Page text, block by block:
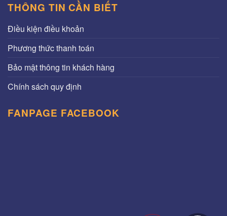
THÔNG TIN CẦN BIẾT
Điều kiện điều khoản
Phương thức thanh toán
Bảo mật thông tin khách hàng
Chính sách quy định
FANPAGE FACEBOOK